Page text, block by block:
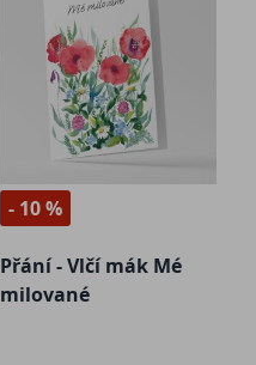
- 10 %
Přání - Vlčí mák Mé
milované